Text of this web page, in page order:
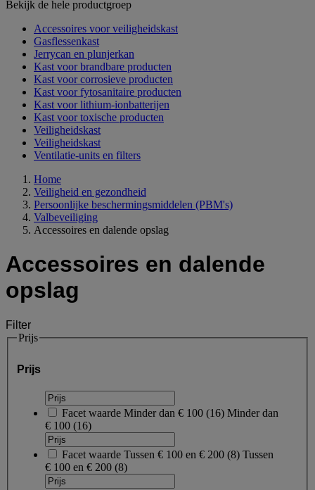
Bekijk de hele productgroep
Accessoires voor veiligheidskast
Gasflessenkast
Jerrycan en plunjerkan
Kast voor brandbare producten
Kast voor corrosieve producten
Kast voor fytosanitaire producten
Kast voor lithium-ionbatterijen
Kast voor toxische producten
Veiligheidskast
Veiligheidskast
Ventilatie-units en filters
Home
Veiligheid en gezondheid
Persoonlijke beschermingsmiddelen (PBM's)
Valbeveiliging
Accessoires en dalende opslag
Accessoires en dalende
opslag
Filter
Prijs
Prijs
Facet waarde Minder dan € 100 (16) Minder dan
€ 100 (16)
Facet waarde Tussen € 100 en € 200 (8) Tussen
€ 100 en € 200 (8)